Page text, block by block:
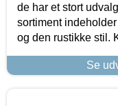
de har et stort
sortiment
og den rustikke stil.
Se